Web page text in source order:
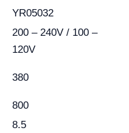
YR05032
200 – 240V / 100 –
120V
380
800
8.5